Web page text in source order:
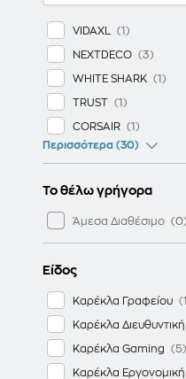
VIDAXL
NEXTDECO
WHITE SHARK
TRUST
CORSAIR
Περισσότερα (30)
Το θέλω γρήγορα
Άμεσα Διαθέσιμο
Είδος
Καρέκλα Γραφείου
Καρέκλα Διευθυντική
Καρέκλα Gaming
Καρέκλα Εργονομική